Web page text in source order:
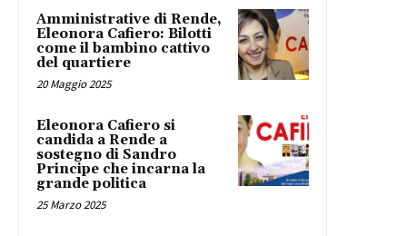
Amministrative di Rende,
Eleonora Cafiero: Bilotti
come il bambino cattivo
del quartiere
20 Maggio 2025
Eleonora Cafiero si
candida a Rende a
sostegno di Sandro
Principe che incarna la
grande politica
25 Marzo 2025